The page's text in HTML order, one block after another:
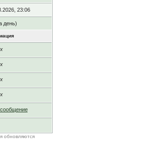
23:06
день)
обновляются